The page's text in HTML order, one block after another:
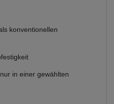
konventionellen
in einer gewählten